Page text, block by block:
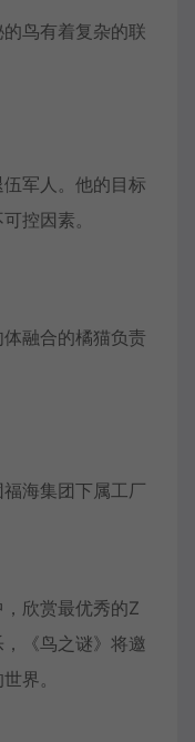
鸟有着复杂的联
军人。他的目标
控因素。
融合的橘猫负责
海集团下属工厂
欣赏最优秀的Z
《鸟之谜》将邀
界。